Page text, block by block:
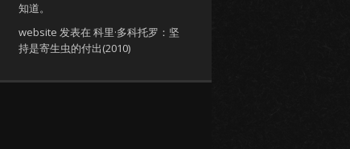
知道。
website 发表在 科里·多科托罗：坚
持是寄生虫的付出(2010)